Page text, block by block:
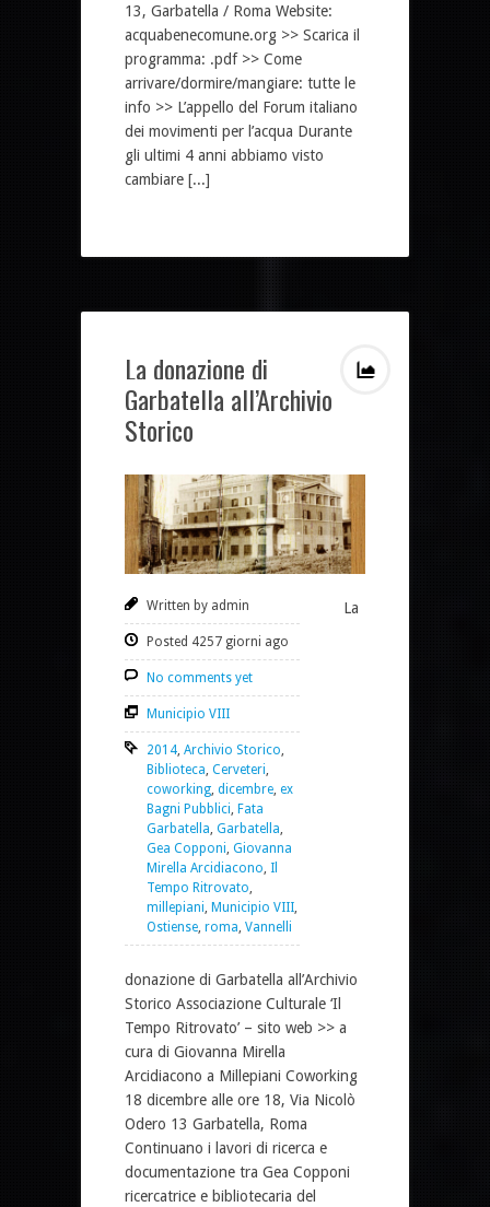
13, Garbatella / Roma Website:
acquabenecomune.org >> Scarica il
programma: .pdf >> Come
arrivare/dormire/mangiare: tutte le
info >> L’appello del Forum italiano
dei movimenti per l’acqua Durante
gli ultimi 4 anni abbiamo visto
cambiare [...]
La donazione di
Garbatella all’Archivio
Storico
Written by admin
Posted 4257 giorni ago
No comments yet
Municipio VIII
2014, Archivio Storico,
Biblioteca, Cerveteri,
coworking, dicembre, ex
Bagni Pubblici, Fata
Garbatella, Garbatella,
Gea Copponi, Giovanna
Mirella Arcidiacono, Il
Tempo Ritrovato,
millepiani, Municipio VIII,
Ostiense, roma, Vannelli
La
donazione di Garbatella all’Archivio
Storico Associazione Culturale ‘Il
Tempo Ritrovato’ – sito web >> a
cura di Giovanna Mirella
Arcidiacono a Millepiani Coworking
18 dicembre alle ore 18, Via Nicolò
Odero 13 Garbatella, Roma
Continuano i lavori di ricerca e
documentazione tra Gea Copponi
ricercatrice e bibliotecaria del